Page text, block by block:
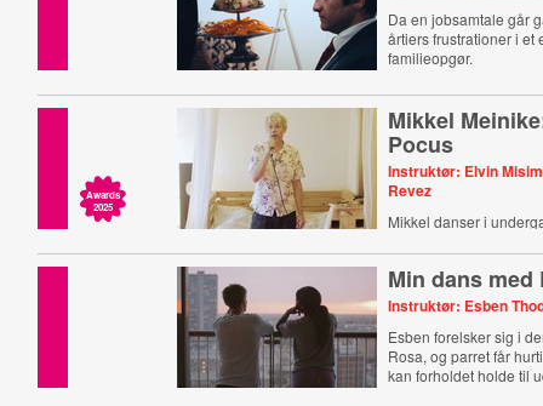
Da en jobsamtale går
årtiers frustrationer i et
familieopgør.
Awards
2025
Mikkel
Pocus
Instruktør: Elvin
Revez
Mikkel danser i
Min dans med
Instruktør: Esben
Esben forelsker sig i
Rosa, og parret får
kan forholdet holde til